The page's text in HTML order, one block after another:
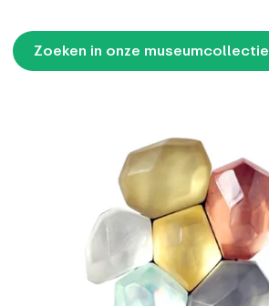
Zoeken in onze museumcollectie